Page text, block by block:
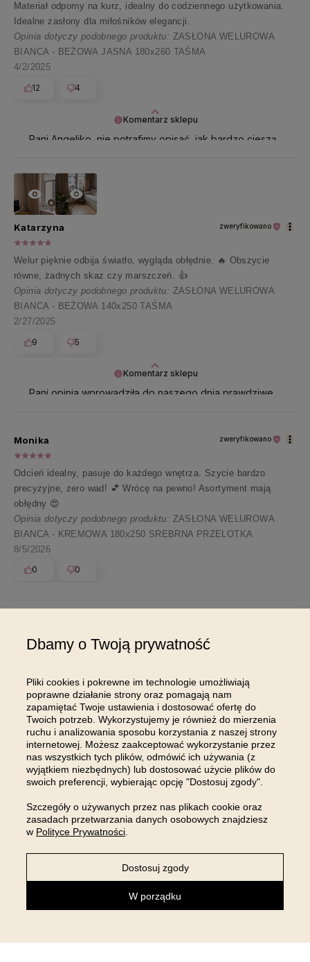
Komentarz sklepu
Pani Angeliko, nie potrafimy opisać, jak bardzo cieszą
Materiał odporny na kurz, idealny do codziennego użytkowania.
Idealne zasłony dla miłośników elegancji.
Opinia dotyczy podobnego produktu: ZASŁONA WELUROWA
BIANCA - BEŻOWA JASNA 180x260 TAŚMA
4/2/2025
12
4
Komentarz sklepu
Pani opinia wprowadziła do naszego dnia prawdziwe
Katarzyna zweryfikowano
Welur pięknie odbija światło, wygląda obłędnie. 🔥 Obszycie
równe, żadnych skaz czy marszczeń. 👍️
Opinia dotyczy podobnego produktu: ZASŁONA WELUROWA
BIANCA - BEŻOWA 140x250 TAŚMA
2/27/2025
9
5
Monika zweryfikowano
Odcień idealny, pasuje do każdego wnętrza. Szycie bardzo
precyzyjne, zero wad! 💕 Wrócę na pewno! Asortyment mają
obłędny 😍
Opinia dotyczy podobnego produktu: ZASŁONA WELUROWA
BIANCA - KREMOWA 180x250 SREBRNA PRZELOTKA
8/5/2026
0
0
Pokaż wszystkie od najnowszych
DOŁĄCZ DO NAS NA
INSTAGRAMIE
Dbamy o Twoją prywatność
Pliki cookies i pokrewne im technologie umożliwiają
poprawne działanie strony oraz pomagają nam
zapamiętać Twoje ustawienia i dostosować ofertę do
Twoich potrzeb. Wykorzystujemy je również do mierzenia
ruchu i analizowania sposobu korzystania z naszej strony
internetowej. Możesz zaakceptować wykorzystanie przez
nas wszystkich tych plików, odmówić ich używania (z
wyjątkiem niezbędnych) lub dostosować użycie plików do
swoich preferencji, wybierając opcję "Dostosuj zgody".
Szczegóły o używanych przez nas plikach cookie oraz
zasadach przetwarzania danych osobowych znajdziesz
w Polityce Prywatności
W porządku
Dostosuj zgody